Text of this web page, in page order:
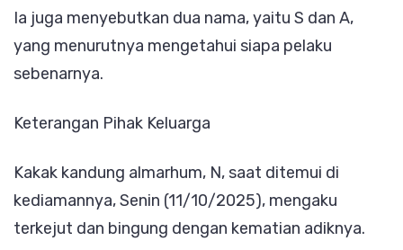
Ia juga menyebutkan dua nama, yaitu S dan A,
yang menurutnya mengetahui siapa pelaku
sebenarnya.
Keterangan Pihak Keluarga
Kakak kandung almarhum, N, saat ditemui di
kediamannya, Senin (11/10/2025), mengaku
terkejut dan bingung dengan kematian adiknya.